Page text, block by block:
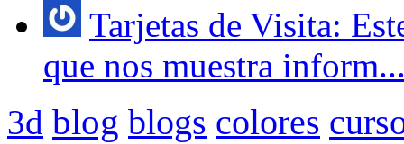
Tarjetas de Visita:
que nos muestra
3d blog blogs colores